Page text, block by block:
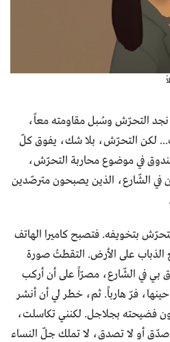
نجد التحرّش وسُبل مقاومته معاً،
لكن التحرّش، بلا شك، يفوق كلّ
في موضوع محاربة التحرّش،
في الشّارع، الذين يصبحون مترصّدين
بتخويفه. فتصبح كاميرا الهاتف
على الأرض. التقطتُ صورة
بي في الشّارع، مصرّاً على أن أركب
فرّ هارباً. ثم، خطر لي أن أنشر
فضيحته بجلاجل. لكنني تكاسلت،
صدّق أو لا تصدق، لا تملك جلّ النساء